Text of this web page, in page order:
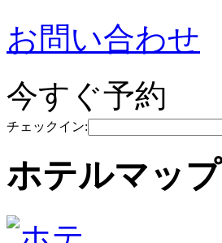
お問い合わせ
今すぐ予約
チェックイン:
ホテルマップ